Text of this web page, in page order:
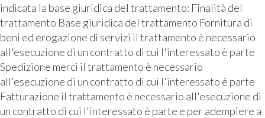
indicata la base giuridica del trattamento: Finalità del
trattamento Base giuridica del trattamento Fornitura di
beni ed erogazione di servizi il trattamento è necessario
all'esecuzione di un contratto di cui l'interessato è parte
Spedizione merci il trattamento è necessario
all'esecuzione di un contratto di cui l'interessato è parte
Fatturazione il trattamento è necessario all'esecuzione di
un contratto di cui l'interessato è parte e per adempiere a